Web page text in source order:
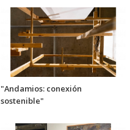
"Andamios: conexión
sostenible"